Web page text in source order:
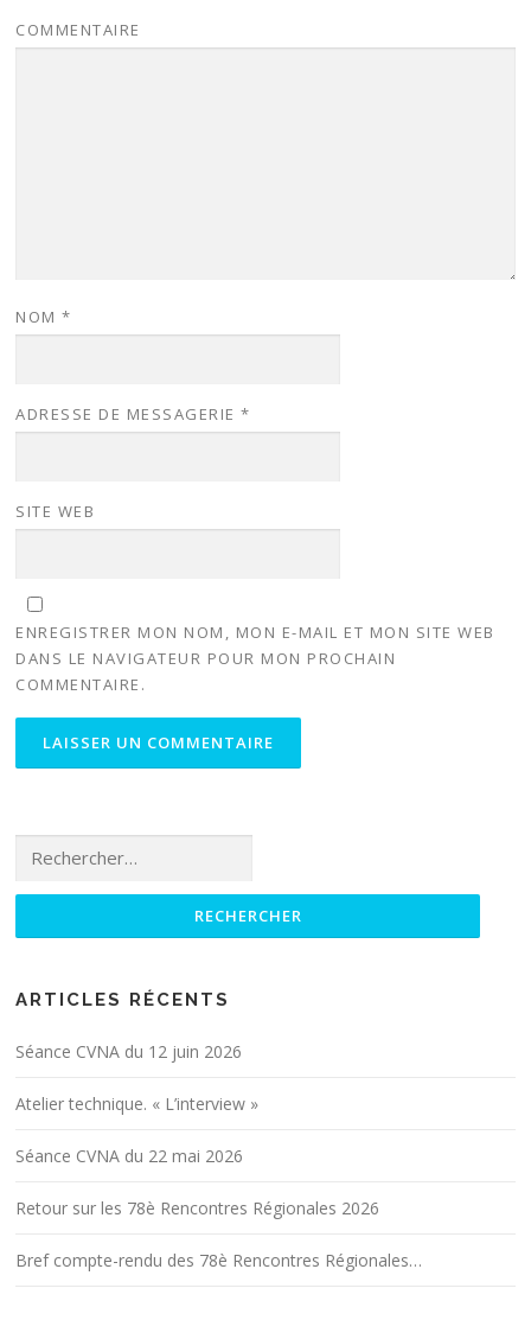
COMMENTAIRE
NOM*
ADRESSE DE MESSAGERIE*
SITE WEB
ENREGISTRER MON NOM, MON E-MAIL ET MON SITE WEB
DANS LE NAVIGATEUR POUR MON PROCHAIN
COMMENTAIRE.
ARTICLES RÉCENTS
Séance CVNA du 12 juin 2026
Atelier technique. « L’interview »
Séance CVNA du 22 mai 2026
Retour sur les 78è Rencontres Régionales 2026
Bref compte-rendu des 78è Rencontres Régionales…